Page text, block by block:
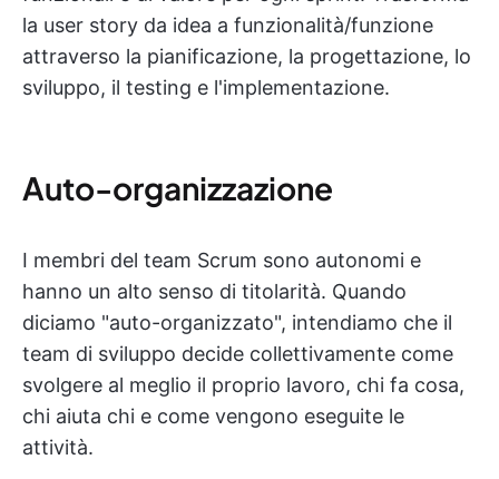
la user story da idea a funzionalità/funzione
attraverso la pianificazione, la progettazione, lo
sviluppo, il testing e l'implementazione.
Auto-organizzazione
I membri del team Scrum sono autonomi e
hanno un alto senso di titolarità. Quando
diciamo "auto-organizzato", intendiamo che il
team di sviluppo decide collettivamente come
svolgere al meglio il proprio lavoro, chi fa cosa,
chi aiuta chi e come vengono eseguite le
attività.